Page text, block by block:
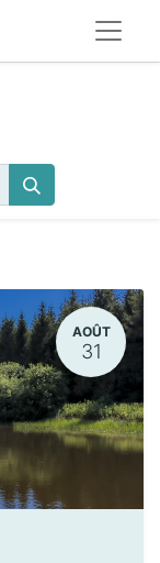
AOÛT
31